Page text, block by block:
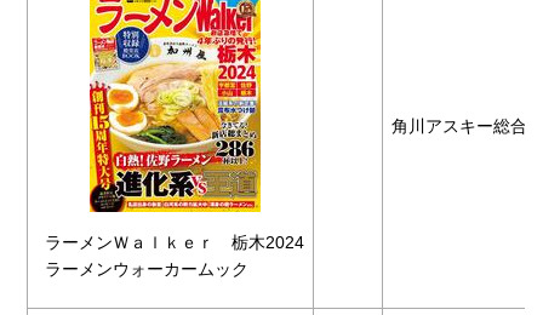
ラーメンＷａｌｋｅｒ 栃木2024
ラーメンウォーカームック
角川アスキー総合